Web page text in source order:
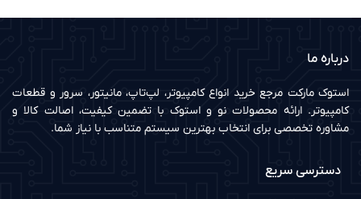
درباره ما
استوک مارکت مرجع خرید انواع کامپیوتر، لپ‌تاپ، مانیتور، سرور و قطعات
کامپیوتر. ارائه محصولات نو و استوک با تضمین کیفیت، اصالت کالا و
مشاوره تخصصی برای انتخاب بهترین سیستم متناسب با نیاز شما.
دسترسی سریع